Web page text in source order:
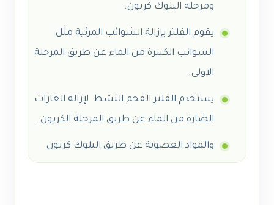
ومرحلة البلوك كربون.
يقوم الفلتر بإزالة الشوائب المرئية مثل
الشوائب الكبيرة من الماء عن طريق المرحلة
الاولى.
يستخدم الفلتر الفحم النشط لإزالة الغازات
الضارة من الماء عن طريق المرحلة الكربون.
والمواد العضوية عن طريق البلوك كربون